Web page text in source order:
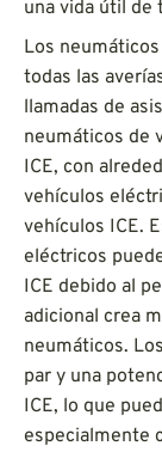
una vida útil de
Los
todas las
llamadas de
neumáticos de
ICE, con
vehículos
vehículos ICE.
eléctricos
ICE debido al
adicional crea
neumáticos.
par y una
ICE, lo que
especialmente